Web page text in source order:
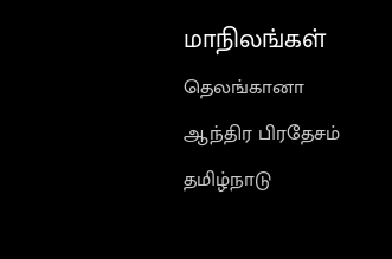
மாநிலங்கள்
தெலங்கானா
ஆந்திர பிரதேசம்
தமிழ்நாடு